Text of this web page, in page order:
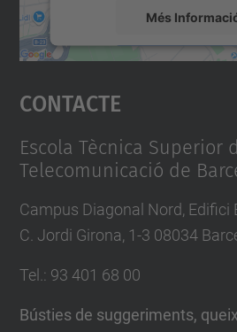
Més
Accepta
powered by
Contacte
Escola Tècnica Superior
Telecomunicació de
Campus Diagonal Nord, Edifici
C. Jordi Girona, 1-3 08034
Tel. : 93 401 68 00
Bústies de suggeriments,